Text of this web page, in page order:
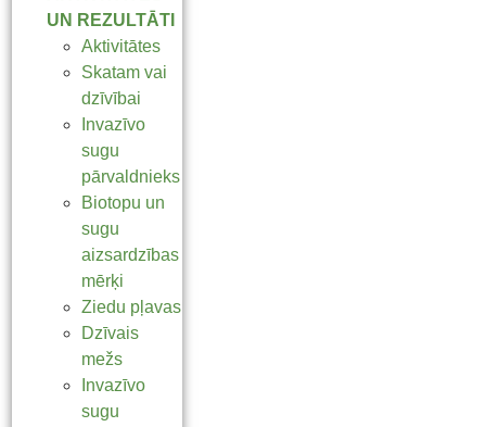
UN REZULTĀTI
Aktivitātes
Skatam vai
dzīvībai
Invazīvo
sugu
pārvaldnieks
Biotopu un
sugu
aizsardzības
mērķi
Ziedu pļavas
Dzīvais
mežs
Invazīvo
sugu